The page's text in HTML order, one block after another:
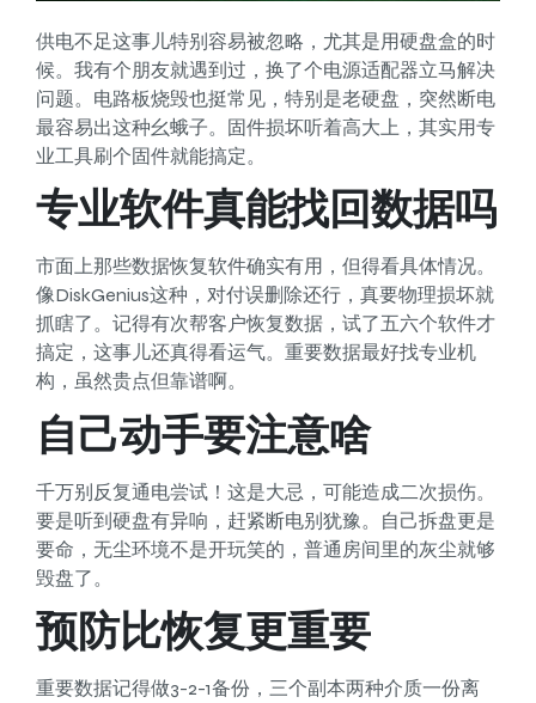
供电不足这事儿特别容易被忽略，尤其是用硬盘盒的时
候。我有个朋友就遇到过，换了个电源适配器立马解决
问题。电路板烧毁也挺常见，特别是老硬盘，突然断电
最容易出这种幺蛾子。固件损坏听着高大上，其实用专
业工具刷个固件就能搞定。
专业软件真能找回数据吗
市面上那些数据恢复软件确实有用，但得看具体情况。
像DiskGenius这种，对付误删除还行，真要物理损坏就
抓瞎了。记得有次帮客户恢复数据，试了五六个软件才
搞定，这事儿还真得看运气。重要数据最好找专业机
构，虽然贵点但靠谱啊。
自己动手要注意啥
千万别反复通电尝试！这是大忌，可能造成二次损伤。
要是听到硬盘有异响，赶紧断电别犹豫。自己拆盘更是
要命，无尘环境不是开玩笑的，普通房间里的灰尘就够
毁盘了。
预防比恢复更重要
重要数据记得做3-2-1备份，三个副本两种介质一份离